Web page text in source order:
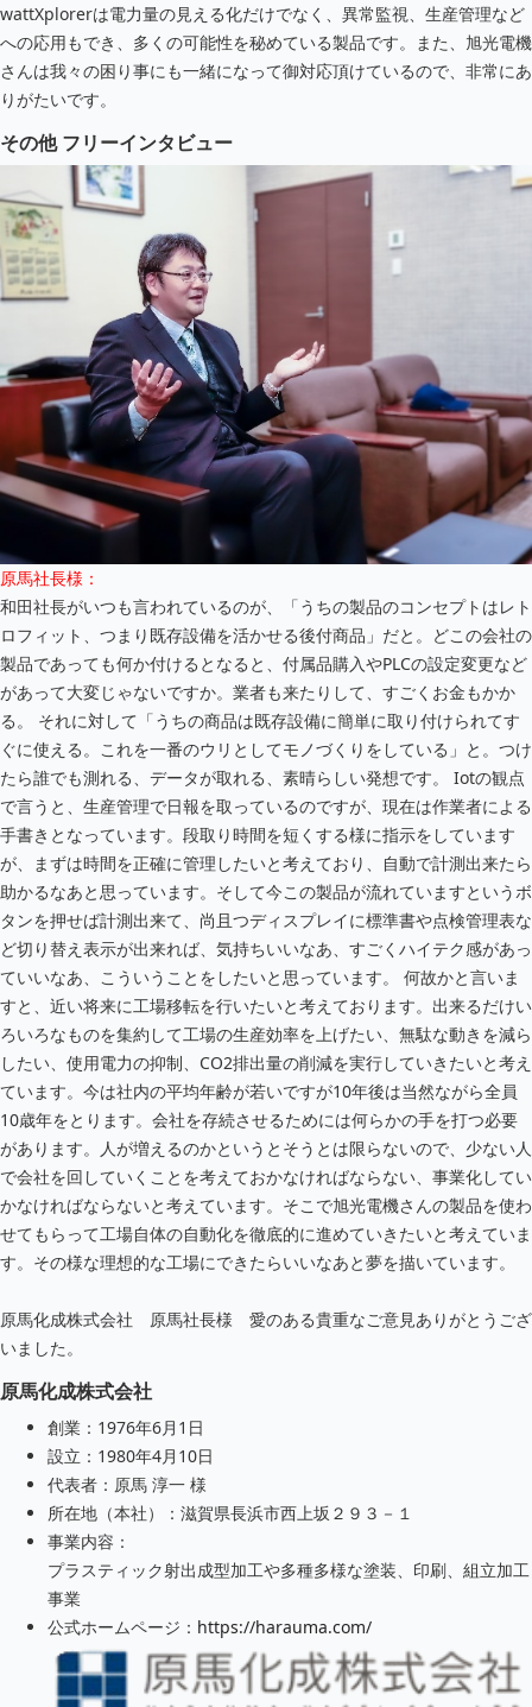
wattXplorerは電力量の見える化だけでなく、異常監視、生産管理など
への応用もでき、多くの可能性を秘めている製品です。また、旭光電機
さんは我々の困り事にも一緒になって御対応頂けているので、非常にあ
りがたいです。
その他 フリーインタビュー
原馬社長様：
和田社長がいつも言われているのが、「うちの製品のコンセプトはレト
ロフィット、つまり既存設備を活かせる後付商品」だと。どこの会社の
製品であっても何か付けるとなると、付属品購入やPLCの設定変更など
があって大変じゃないですか。業者も来たりして、すごくお金もかか
る。
それに対して「うちの商品は既存設備に簡単に取り付けられてす
ぐに使える。これを一番のウリとしてモノづくりをしている」と。つけ
たら誰でも測れる、データが取れる、素晴らしい発想です。 Iotの観点
で言うと、生産管理で日報を取っているのですが、現在は作業者による
手書きとなっています。段取り時間を短くする様に指示をしています
が、まずは時間を正確に管理したいと考えており、自動で計測出来たら
助かるなあと思っています。そして今この製品が流れていますというボ
タンを押せば計測出来て、尚且つディスプレイに標準書や点検管理表な
ど切り替え表示が出来れば、気持ちいいなあ、すごくハイテク感があっ
ていいなあ、こういうことをしたいと思っています。 何故かと言いま
すと、近い将来に工場移転を行いたいと考えております。出来るだけい
ろいろなものを集約して工場の生産効率を上げたい、無駄な動きを減ら
したい、使用電力の抑制、CO2排出量の削減を実行していきたいと考え
ています。今は社内の平均年齢が若いですが10年後は当然ながら全員
10歳年をとります。会社を存続させるためには何らかの手を打つ必要
があります。人が増えるのかというとそうとは限らないので、少ない人
で会社を回していくことを考えておかなければならない、事業化してい
かなければならないと考えています。そこで旭光電機さんの製品を使わ
せてもらって工場自体の自動化を徹底的に進めていきたいと考えていま
す。その様な理想的な工場にできたらいいなあと夢を描いています。
原馬化成株式会社 原馬社長様 愛のある貴重なご意見ありがとうござ
いました。
原馬化成株式会社
創業：1976年6月1日
設立：1980年4月10日
代表者：原馬 淳一 様
所在地（本社）：滋賀県長浜市西上坂２９３－１
事業内容：
プラスティック射出成型加工や多種多様な塗装、印刷、組立加工
事業
公式ホームページ： https://harauma.com/